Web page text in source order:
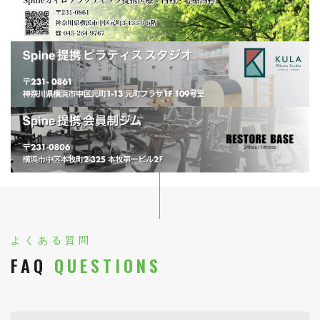
よくある質問
FAQ QUESTIONS